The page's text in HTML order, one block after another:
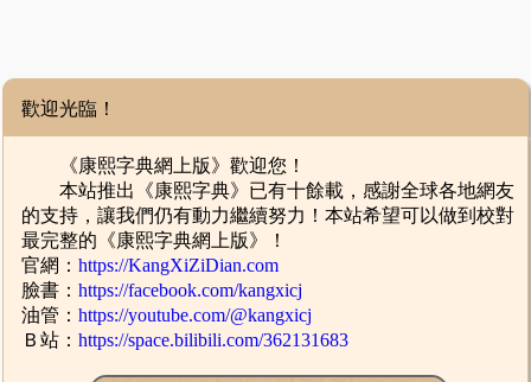
歡迎光臨！
《康熙字典網上版》歡迎您！
本站推出《康熙字典》已有十餘載，感謝全球各地網友
的支持，讓我們仍有動力繼續努力！本站希望可以做到校對
最完整的《康熙字典網上版》！
官網：https://KangXiZiDian.com
臉書：https://facebook.com/kangxicj
油管：https://youtube.com/@kangxicj
Ｂ站：https://space.bilibili.com/362131683